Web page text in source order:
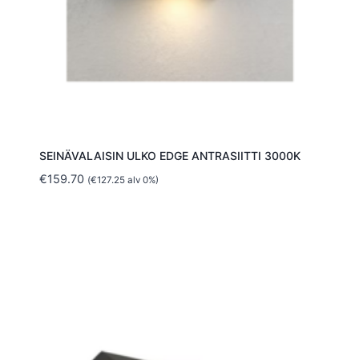
SEINÄVALAISIN ULKO EDGE ANTRASIITTI 3000K
€159.70 (€127.25alv 0%)